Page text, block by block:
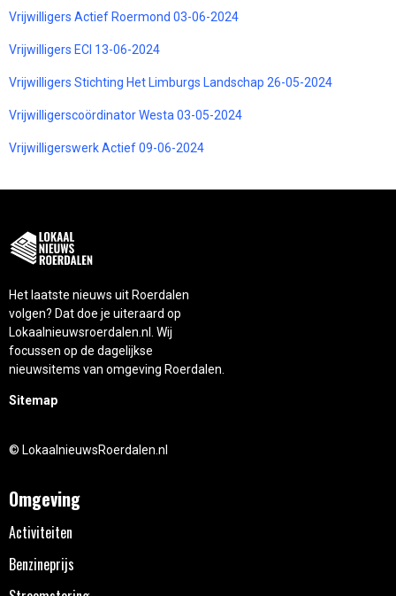
Vrijwilligers Actief Roermond 03-06-2024
Vrijwilligers ECI 13-06-2024
Vrijwilligers Stichting Het Limburgs Landschap 26-05-2024
Vrijwilligerscoördinator Westa 03-05-2024
Vrijwilligerswerk Actief 09-06-2024
Het laatste nieuws uit Roerdalen
volgen? Dat doe je uiteraard op
Lokaalnieuwsroerdalen.nl. Wij
focussen op de dagelijkse
nieuwsitems van omgeving Roerdalen.
Sitemap
© LokaalnieuwsRoerdalen.nl
Omgeving
Activiteiten
Benzineprijs